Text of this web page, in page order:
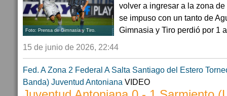
Foto: Prensa de Gimnasia y Tiro.
volver a ingresar a la zona
se impuso con un tanto de
Gimnasia y Tiro perdió por 1
15 de junio de 2026, 22:44
Fed. A Zona 2 Federal A Salta Santiago del Estero
Banda) Juventud Antoniana VIDEO